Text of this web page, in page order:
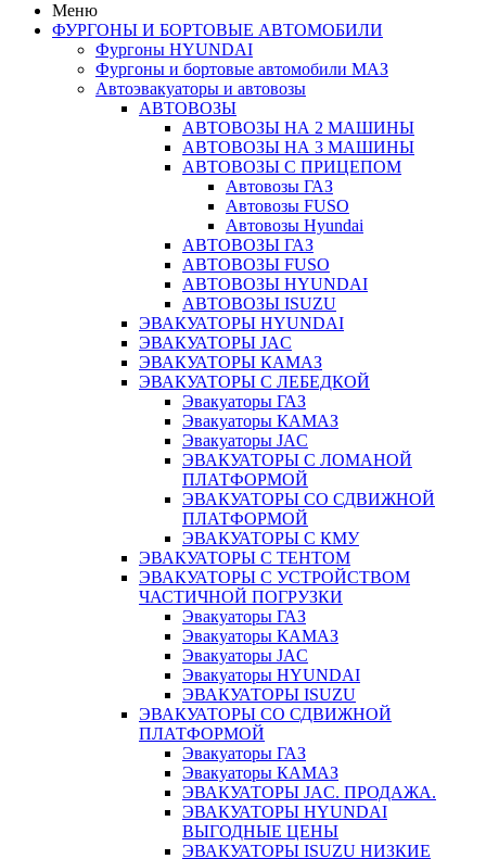
Меню
ФУРГОНЫ И БОРТОВЫЕ АВТОМОБИЛИ
Фургоны HYUNDAI
Фургоны и бортовые автомобили МАЗ
Автоэвакуаторы и автовозы
АВТОВОЗЫ
АВТОВОЗЫ НА 2 МАШИНЫ
АВТОВОЗЫ НА 3 МАШИНЫ
АВТОВОЗЫ С ПРИЦЕПОМ
Автовозы ГАЗ
Автовозы FUSO
Автовозы Hyundai
АВТОВОЗЫ ГАЗ
АВТОВОЗЫ FUSO
АВТОВОЗЫ HYUNDAI
АВТОВОЗЫ ISUZU
ЭВАКУАТОРЫ HYUNDAI
ЭВАКУАТОРЫ JAC
ЭВАКУАТОРЫ КАМАЗ
ЭВАКУАТОРЫ С ЛЕБЕДКОЙ
Эвакуаторы ГАЗ
Эвакуаторы КАМАЗ
Эвакуаторы JAC
ЭВАКУАТОРЫ С ЛОМАНОЙ
ПЛАТФОРМОЙ
ЭВАКУАТОРЫ СО СДВИЖНОЙ
ПЛАТФОРМОЙ
ЭВАКУАТОРЫ С КМУ
ЭВАКУАТОРЫ С ТЕНТОМ
ЭВАКУАТОРЫ С УСТРОЙСТВОМ
ЧАСТИЧНОЙ ПОГРУЗКИ
Эвакуаторы ГАЗ
Эвакуаторы КАМАЗ
Эвакуаторы JAC
Эвакуаторы HYUNDAI
ЭВАКУАТОРЫ ISUZU
ЭВАКУАТОРЫ СО СДВИЖНОЙ
ПЛАТФОРМОЙ
Эвакуаторы ГАЗ
Эвакуаторы КАМАЗ
ЭВАКУАТОРЫ JAC. ПРОДАЖА.
ЭВАКУАТОРЫ HYUNDAI
ВЫГОДНЫЕ ЦЕНЫ
ЭВАКУАТОРЫ ISUZU НИЗКИЕ